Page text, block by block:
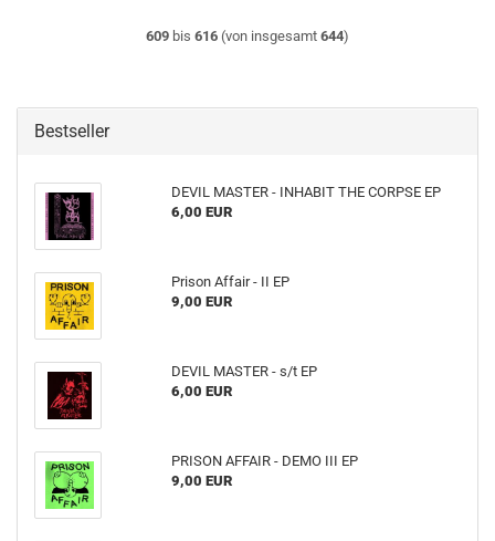
609 bis 616 (von insgesamt 644)
Bestseller
DEVIL MASTER - INHABIT THE CORPSE EP
6,00 EUR
Prison Affair - II EP
9,00 EUR
DEVIL MASTER - s​/​t EP
6,00 EUR
PRISON AFFAIR - DEMO III EP
9,00 EUR